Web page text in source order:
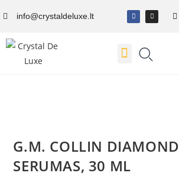
info@crystaldeluxe.lt
G.M. COLLIN DIAMOND
SERUMAS, 30 ML